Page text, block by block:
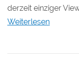
derzeit einziger
Weiterlesen